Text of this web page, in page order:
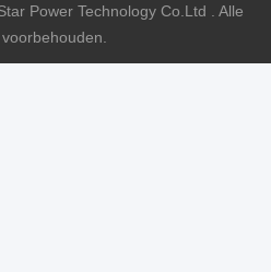
Power Technology Co.Ltd . Alle